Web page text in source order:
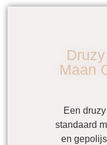
Maan
Een
standaard
en